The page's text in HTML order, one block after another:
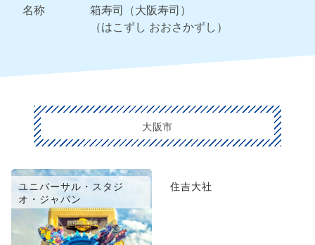
名称
箱寿司（大阪寿司）
（はこずし おおさかずし）
大阪市
ユニバーサル・スタジ
オ・ジャパン
住吉大社